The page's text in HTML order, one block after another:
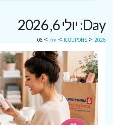
Day: יולי 6, 2026
ICOUPONS > 2026
> יולי >
06